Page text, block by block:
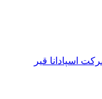
اسپادانا قیر